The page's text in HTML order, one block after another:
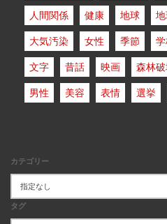
人間関係
健康 地球
大気汚染
女性 季節
文字
昔話 映画 森林
男性
美容 表情 選挙
カテゴリー
タグ